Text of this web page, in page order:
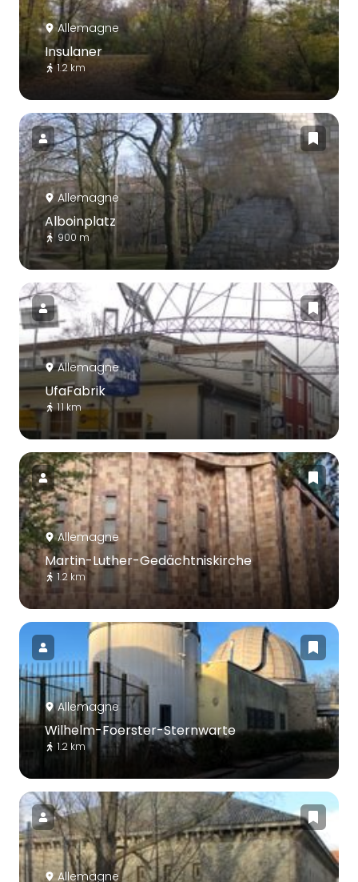
Allemagne
Insulaner
1.2 km
Allemagne
Alboinplatz
900 m
Allemagne
UfaFabrik
1.1 km
Allemagne
Martin-Luther-Gedächtniskirche
1.2 km
Allemagne
Wilhelm-Foerster-Sternwarte
1.2 km
Allemagne